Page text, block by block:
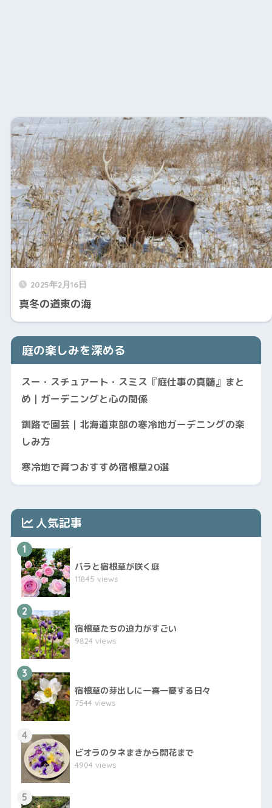
2025年2月16日
真冬の道東の海
庭の楽しみを深める
スー・スチュアート・スミス『庭仕事の真髄』まと
め｜ガーデニングと心の関係
釧路で園芸｜北海道東部の寒冷地ガーデニングの楽
しみ方
寒冷地で育つおすすめ宿根草20選
人気記事
1
バラと宿根草が咲く庭
11845 views
2
宿根草たちの迫力がすごい
9824 views
3
宿根草の芽出しに一喜一憂する日々
7544 views
4
ビオラのタネまきから開花まで
4904 views
5